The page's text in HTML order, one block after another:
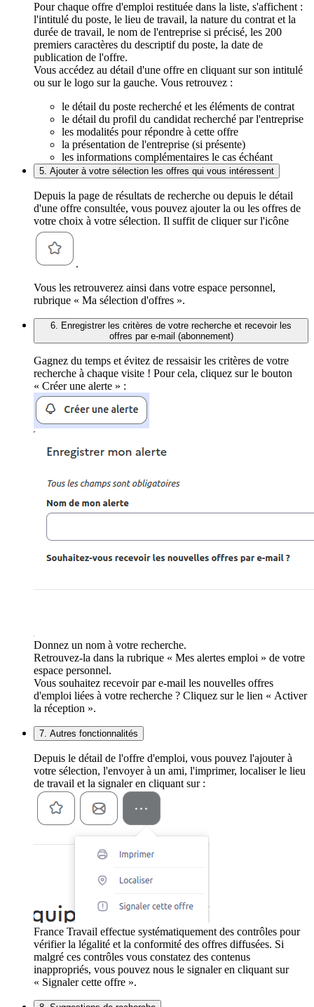
Pour chaque offre d'emploi restituée dans la liste, s'affichent :
l'intitulé du poste, le lieu de travail, la nature du contrat et la
durée de travail, le nom de l'entreprise si précisé, les 200
premiers caractères du descriptif du poste, la date de
publication de l'offre.
Vous accédez au détail d'une offre en cliquant sur son intitulé
ou sur le logo sur la gauche. Vous retrouvez :
le détail du poste recherché et les éléments de contrat
le détail du profil du candidat recherché par l'entreprise
les modalités pour répondre à cette offre
la présentation de l'entreprise (si présente)
les informations complémentaires le cas échéant
5. Ajouter à votre sélection les offres qui vous intéressent
Depuis la page de résultats de recherche ou depuis le détail
d'une offre consultée, vous pouvez ajouter la ou les offres de
votre choix à votre sélection. Il suffit de cliquer sur l'icône
.
Vous les retrouverez ainsi dans votre espace personnel,
rubrique « Ma sélection d'offres ».
6. Enregistrer les critères de votre recherche et recevoir les
offres par e-mail (abonnement)
Gagnez du temps et évitez de ressaisir les critères de votre
recherche à chaque visite ! Pour cela, cliquez sur le bouton
« Créer une alerte » :
Donnez un nom à votre recherche.
Retrouvez-la dans la rubrique « Mes alertes emploi » de votre
espace personnel.
Vous souhaitez recevoir par e-mail les nouvelles offres
d'emploi liées à votre recherche ? Cliquez sur le lien « Activer
la réception ».
7. Autres fonctionnalités
Depuis le détail de l'offre d'emploi, vous pouvez l'ajouter à
votre sélection, l'envoyer à un ami, l'imprimer, localiser le lieu
de travail et la signaler en cliquant sur :
France Travail effectue systématiquement des contrôles pour
vérifier la légalité et la conformité des offres diffusées. Si
malgré ces contrôles vous constatez des contenus
inappropriés, vous pouvez nous le signaler en cliquant sur
« Signaler cette offre ».